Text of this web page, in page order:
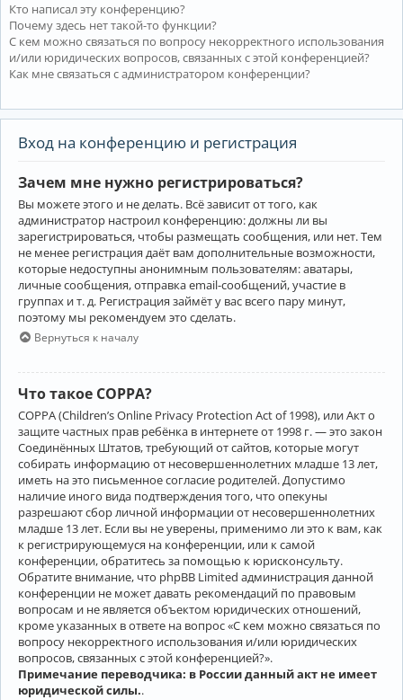
Кто написал эту конференцию?
Почему здесь нет такой-то функции?
С кем можно связаться по вопросу некорректного использования
и/или юридических вопросов, связанных с этой конференцией?
Как мне связаться с администратором конференции?
Вход на конференцию и регистрация
Зачем мне нужно регистрироваться?
Вы можете этого и не делать. Всё зависит от того, как
администратор настроил конференцию: должны ли вы
зарегистрироваться, чтобы размещать сообщения, или нет. Тем
не менее регистрация даёт вам дополнительные возможности,
которые недоступны анонимным пользователям: аватары,
личные сообщения, отправка email-сообщений, участие в
группах и т. д. Регистрация займёт у вас всего пару минут,
поэтому мы рекомендуем это сделать.
Вернуться к началу
Что такое COPPA?
COPPA (Children’s Online Privacy Protection Act of 1998), или Акт о
защите частных прав ребёнка в интернете от 1998 г. — это закон
Соединённых Штатов, требующий от сайтов, которые могут
собирать информацию от несовершеннолетних младше 13 лет,
иметь на это письменное согласие родителей. Допустимо
наличие иного вида подтверждения того, что опекуны
разрешают сбор личной информации от несовершеннолетних
младше 13 лет. Если вы не уверены, применимо ли это к вам, как
к регистрирующемуся на конференции, или к самой
конференции, обратитесь за помощью к юрисконсульту.
Обратите внимание, что phpBB Limited администрация данной
конференции не может давать рекомендаций по правовым
вопросам и не является объектом юридических отношений,
кроме указанных в ответе на вопрос «С кем можно связаться по
вопросу некорректного использования и/или юридических
вопросов, связанных с этой конференцией?».
Примечание переводчика: в России данный акт не имеет
юридической силы..